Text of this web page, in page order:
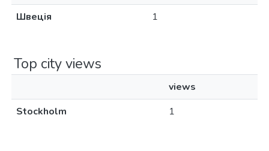
Швеція
1
Top city views
views
Stockholm
1